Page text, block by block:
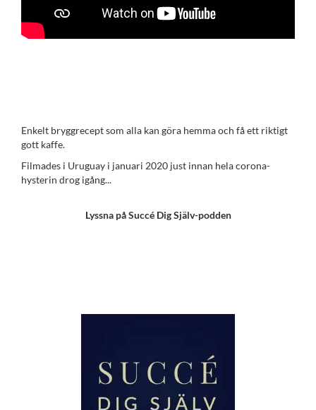
Enkelt bryggrecept som alla kan göra hemma och få ett riktigt
gott kaffe.
Filmades i Uruguay i januari 2020 just innan hela corona-
hysterin drog igång...
Lyssna på Succé Dig Själv-podden